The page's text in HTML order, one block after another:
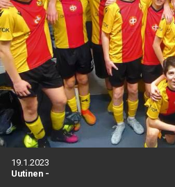
19.1.2023
Uutinen -